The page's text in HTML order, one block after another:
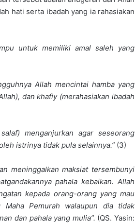
hati serta ibadah yang ia rahasiakan
untuk memiliki amal saleh yang
Allah mencintai hamba yang
dan khafiy (merahasiakan ibadah
menganjurkan agar seseorang
istrinya tidak pula selainnya.” (3)
meninggalkan maksiat tersembunyi
pahala kebaikan. Allah
kepada orang-orang yang mau
Pemurah walaupun dia tidak
dan pahala yang mulia”. (QS. Yasin: